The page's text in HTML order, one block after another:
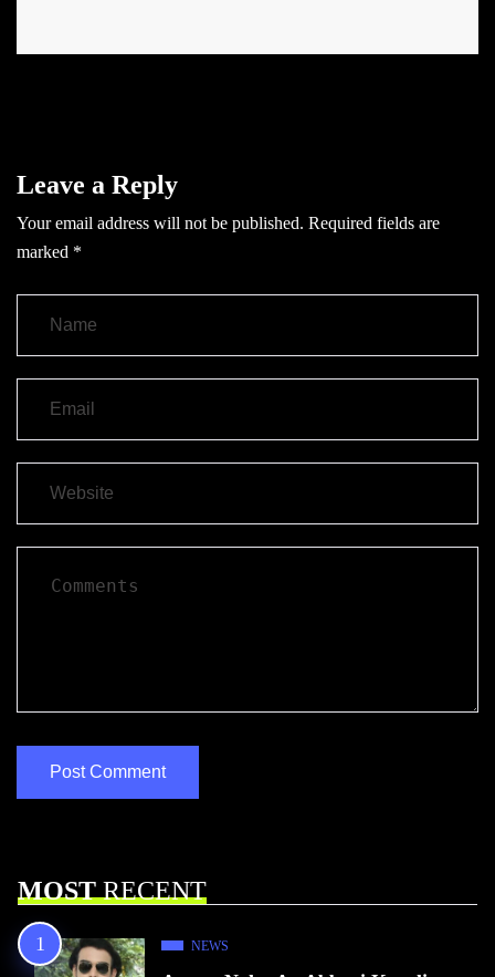
Leave a Reply
Your email address will not be published. Required fields are
marked *
MOSTRECENT
NEWS